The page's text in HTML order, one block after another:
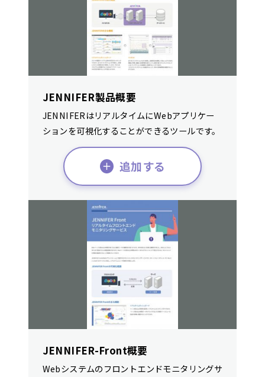
JENNIFER製品概要
JENNIFERはリアルタイムにWebアプリケー
ションを可視化することができるツールです。
追加する
JENNIFER-Front概要
Webシステムのフロントエンドモニタリングサ